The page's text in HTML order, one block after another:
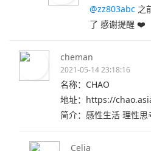
@zz803abc 之
了 感谢提醒 ❤️
cheman
2021-05-14 23:18:16
名称：CHAO
地址：https://
简介：感性生活 理性思
Celia